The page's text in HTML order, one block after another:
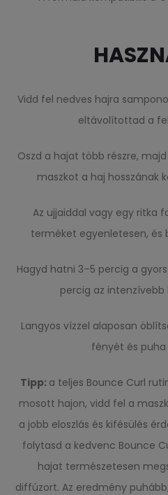
Vidd fel nedves hajra
eltávolítottad a
Oszd a hajat több részre,
maszkot a haj hosszának
Az ujjaiddal vagy egy ritka
terméket egyenletesen, és
Hagyd hatni 3–5 percig a
percig az
Langyos vízzel alaposan
fényét és
Tipp: a teljes Bounce Curl
mosott hajon, vidd fel a
a jobb eloszlás és kifésülés
folytasd a kedvenc Bounce
hajat természetesen
diffúzort. Az eredmény